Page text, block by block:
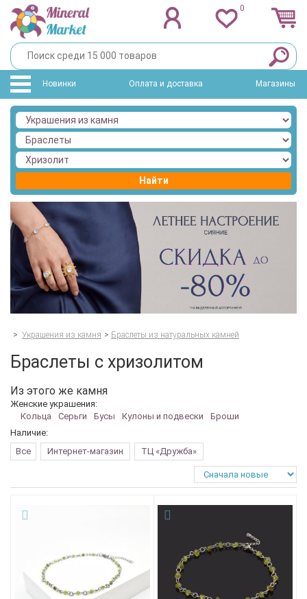
0
Новинки Оплата и доставка Магазины
Найти
> Украшения из камня > Браслеты из натуральных камней
Браслеты с хризолитом
Из этого же камня
Женские украшения:
Кольца
Серьги Бусы Кулоны и подвески
Броши
Наличие:
Все
Интернет-магазин ТЦ «Дружба»